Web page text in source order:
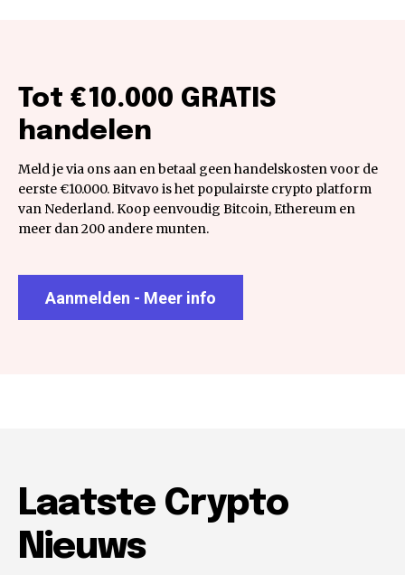
Tot €10.000 GRATIS
handelen
Meld je via ons aan en betaal geen handelskosten voor de
eerste €10.000. Bitvavo is het populairste crypto platform
van Nederland. Koop eenvoudig Bitcoin, Ethereum en
meer dan 200 andere munten.
Aanmelden - Meer info
Laatste Crypto
Nieuws